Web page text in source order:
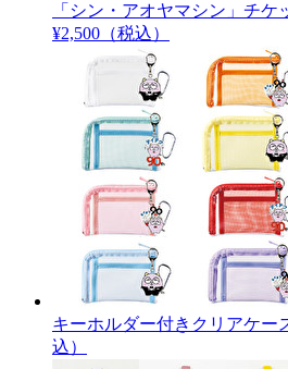
「シン・アオヤマシン」チケ
¥2,500（税込）
キーホルダー付きクリアケー
込）